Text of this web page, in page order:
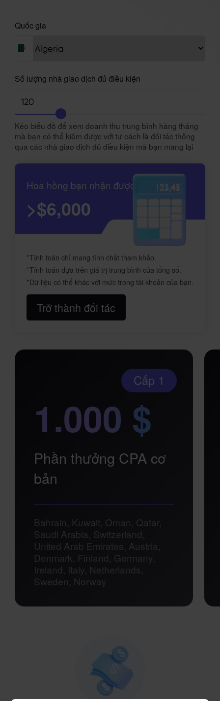
4
Quốc gia
Số lượng nhà giao dịch đủ điều kiện
Kéo biểu đồ để xem doanh thu trung bình hàng tháng
mà bạn có thể kiếm được với tư cách là đối tác thông
qua các nhà giao dịch đủ điều kiện mà bạn mang lại
Hoa hồng bạn nhận được
>$6,000
*Tính toán chỉ mang tính chất tham khảo.
*Tính toán dựa trên giá trị trung bình của tổng số.
*Dữ liệu có thể khác với mức trong tài khoản của bạn.
Trở thành đối tác
Cấp 1
1.000 $
Phần thưởng CPA cơ
bản
Bahrain, Kuwait, Oman, Qatar,
Saudi Arabia, Switzerland,
United Arab Emirates, Austria,
Denmark, Finland, Germany,
Ireland, Italy, Netherlands,
Sweden, Norway